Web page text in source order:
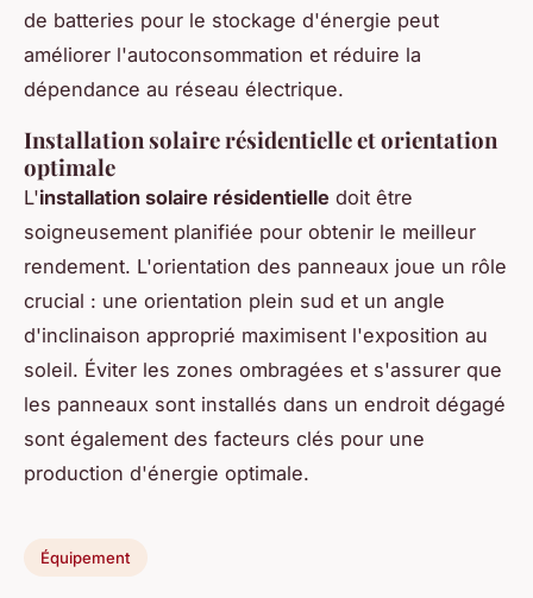
de batteries pour le stockage d'énergie peut
améliorer l'autoconsommation et réduire la
dépendance au réseau électrique.
Installation solaire résidentielle et orientation
optimale
L'installation solaire résidentielle doit être
soigneusement planifiée pour obtenir le meilleur
rendement. L'orientation des panneaux joue un rôle
crucial : une orientation plein sud et un angle
d'inclinaison approprié maximisent l'exposition au
soleil. Éviter les zones ombragées et s'assurer que
les panneaux sont installés dans un endroit dégagé
sont également des facteurs clés pour une
production d'énergie optimale.
Équipement